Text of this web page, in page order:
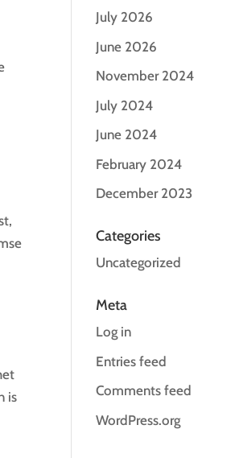
is
July 2026
June 2026
November 2024
July 2024
June 2024
February 2024
December 2023
Categories
Uncategorized
Meta
Log in
Entries feed
Comments feed
WordPress.org